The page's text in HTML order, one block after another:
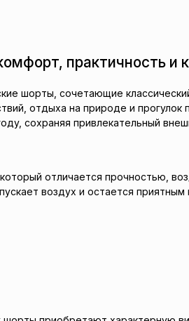
практичность и
шорты, сочетающие
отдыха на природе и
сохраняя привлекательный
отличается прочностью,
воздух и остается приятным